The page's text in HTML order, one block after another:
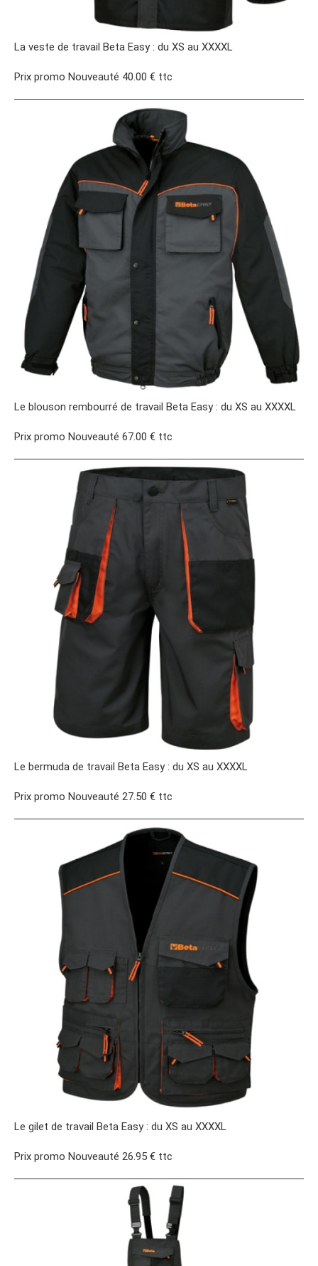
La veste de travail Beta Easy : du XS au XXXXL
Prix promo Nouveauté 40.00 € ttc
Le blouson rembourré de travail Beta Easy : du XS au XXXXL
Prix promo Nouveauté 67.00 € ttc
Le bermuda de travail Beta Easy : du XS au XXXXL
Prix promo Nouveauté 27.50 € ttc
Le gilet de travail Beta Easy : du XS au XXXXL
Prix promo Nouveauté 26.95 € ttc